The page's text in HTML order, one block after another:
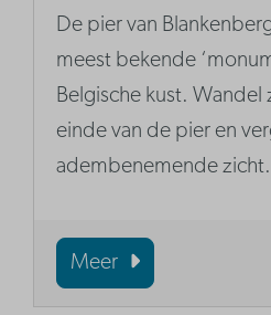
De pier van
meest bekende
Belgische kust. Wandel
einde van de pier en
adembenemende zicht.
Meer